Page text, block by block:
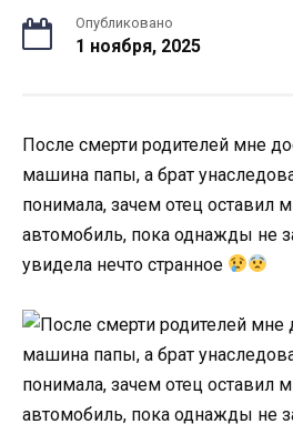
Опубликовано
1 ноября, 2025
После смерти родителей мне
машина папы, а брат
понимала, зачем отец оставил
автомобиль, пока однажды не
увидела нечто странное